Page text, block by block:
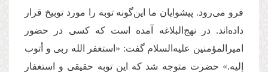
فرو می‌رود. پیشوایان ما این‌گونه توبه را مورد توبیخ قرار
داده‌اند. در نهج‌البلاغه آمده است که کسی در حضور
امیرالمؤمنین علیه‌السلام گفت: «استغفر الله ربی و أتوب
إلیه.» حضرت متوجه شد که این توبه حقیقی و استغفار